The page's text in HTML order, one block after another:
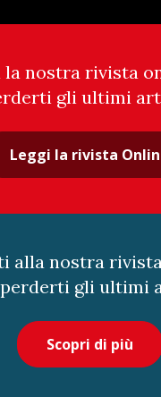
la nostra rivista
gli ultimi
Leggi la rivista
alla nostra
gli ultimi
Scopri di più